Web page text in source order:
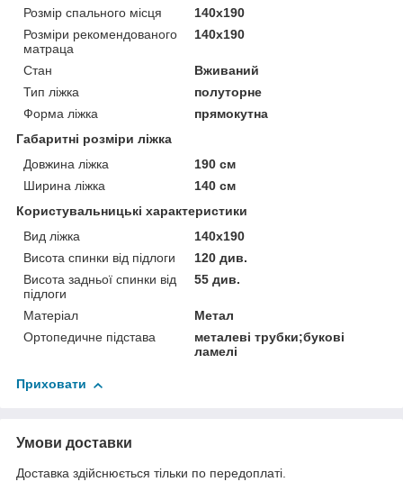
Розмір спального місця
140х190
Розміри рекомендованого
матраца
140х190
Стан
Вживаний
Тип ліжка
полуторне
Форма ліжка
прямокутна
Габаритні розміри ліжка
Довжина ліжка
190 см
Ширина ліжка
140 см
Користувальницькі характеристики
Вид ліжка
140х190
Висота спинки від підлоги
120 див.
Висота задньої спинки від
підлоги
55 див.
Матеріал
Метал
Ортопедичне підстава
металеві трубки;букові
ламелі
Приховати
Умови доставки
Доставка здійснюється тільки по передоплаті.